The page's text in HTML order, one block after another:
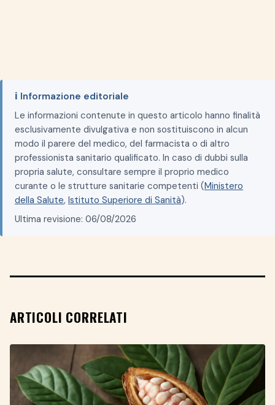
ℹ️ Informazione editoriale
Le informazioni contenute in questo articolo hanno finalità
esclusivamente divulgativa e non sostituiscono in alcun
modo il parere del medico, del farmacista o di altro
professionista sanitario qualificato. In caso di dubbi sulla
propria salute, consultare sempre il proprio medico
curante o le strutture sanitarie competenti (Ministero
della Salute, Istituto Superiore di Sanità).
Ultima revisione: 06/08/2026
ARTICOLI CORRELATI